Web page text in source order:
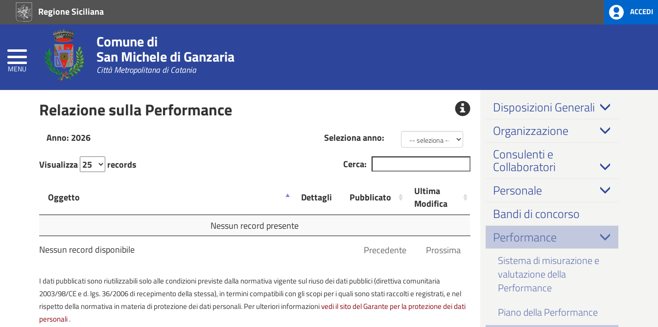
Regione Siciliana ACCEDI
Comune di
San Michele di Ganzaria
Città Metropolitana di Catania
MENU
Home
di
Concessione
Atti
Siciliana
Corruzione
Commissioni
Siciliana
30/2000
Amministrazione
Relazione sulla Performance
Anno: 2026
Seleziona anno:
Visualizza
records Cerca:
Oggetto Dettagli Pubblicato
Ultima
Modifica
Modifica
Nessun record presente
Nessun record disponibile
Precedente Prossima
I dati pubblicati sono riutilizzabili solo alle condizioni previste dalla normativa vigente sul riuso dei dati pubblici (direttiva comunitaria
2003/98/CE e d. lgs. 36/2006 di recepimento della stessa), in termini compatibili con gli scopi per i quali sono stati raccolti e registrati, e nel
rispetto della normativa in materia di protezione dei dati personali. Per ulteriori informazionivedi il sito del Garante per la protezione dei dati
personali.
Disposizioni Generali
Organizzazione
Consulenti e
Collaboratori
Personale
Bandi di concorso
Performance
Sistema di misurazione e
valutazione della
Performance
Piano della Performance